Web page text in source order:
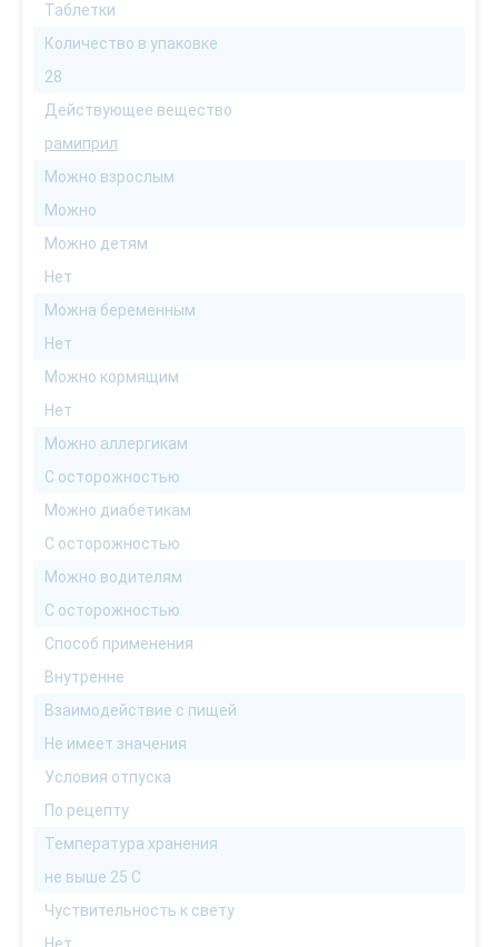
Таблетки
Количество в упаковке
28
Действующее вещество
рамиприл
Можно взрослым
Можно
Можно детям
Нет
Можна беременным
Нет
Можно кормящим
Нет
Можно аллергикам
С осторожностью
Можно диабетикам
С осторожностью
Можно водителям
С осторожностью
Способ применения
Внутренне
Взаимодействие с пищей
Не имеет значения
Условия отпуска
По рецепту
Температура хранения
не выше 25 С
Чуствительность к свету